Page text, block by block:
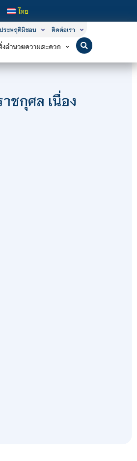
หลักสูตรการเรียนการสอน 3 ระดับ คือ ระดับปร
ไทย
ระพฤติมิชอบ ติดต่อเรา
งอำนวยความสะดวก
ชกุศล เนื่อง